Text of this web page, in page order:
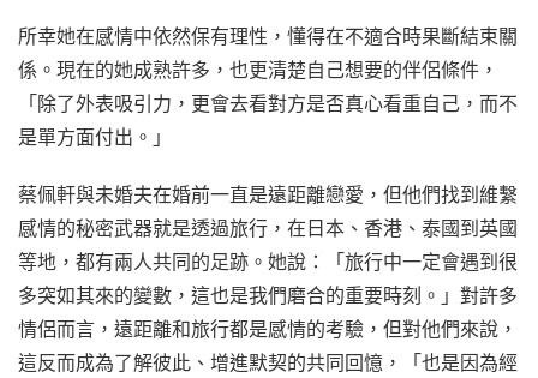
所幸她在感情中依然保有理性，懂得在不適合時果斷結束關
係。現在的她成熟許多，也更清楚自己想要的伴侶條件，
「除了外表吸引力，更會去看對方是否真心看重自己，而不
是單方面付出。」
蔡佩軒與未婚夫在婚前一直是遠距離戀愛，但他們找到維繫
感情的秘密武器就是透過旅行，在日本、香港、泰國到英國
等地，都有兩人共同的足跡。她說：「旅行中一定會遇到很
多突如其來的變數，這也是我們磨合的重要時刻。」對許多
情侶而言，遠距離和旅行都是感情的考驗，但對他們來說，
這反而成為了解彼此、增進默契的共同回憶，「也是因為經